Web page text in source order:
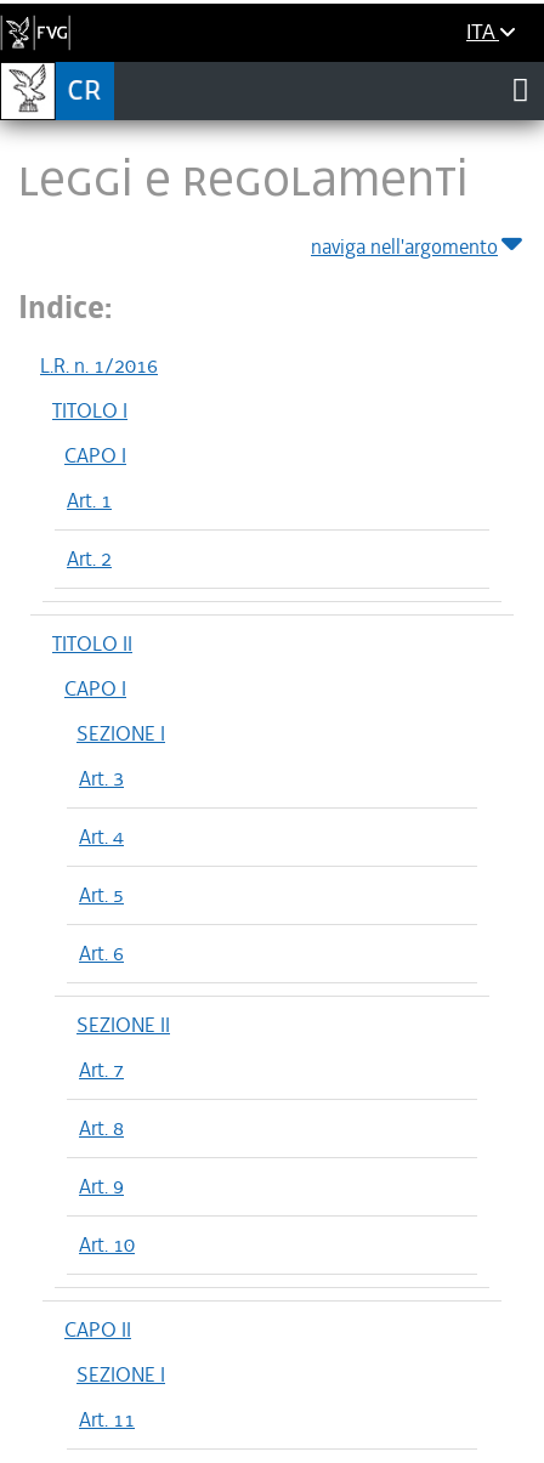
ITA
LEGGI E REGOLAMENTI
naviga nell'argomento
Indice:
L.R. n. 1/2016
TITOLO I
CAPO I
Art. 1
Art. 2
TITOLO II
CAPO I
SEZIONE I
Art. 3
Art. 4
Art. 5
Art. 6
SEZIONE II
Art. 7
Art. 8
Art. 9
Art. 10
CAPO II
SEZIONE I
Art. 11